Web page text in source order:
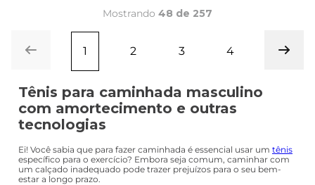
Mostrando 48 de 257
1 2 3 4
Tênis para caminhada masculino
com amortecimento e outras
tecnologias
Ei! Você sabia que para fazer caminhada é essencial usar um tênis
específico para o exercício? Embora seja comum, caminhar com
um calçado inadequado pode trazer prejuízos para o seu bem-
estar a longo prazo.